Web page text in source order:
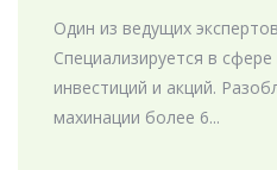
Один из ведущих
Специализируется в
инвестиций и акций.
махинации более 6...